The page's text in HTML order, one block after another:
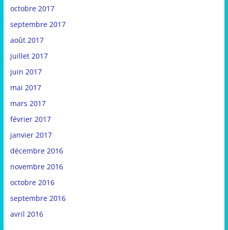
octobre 2017
septembre 2017
août 2017
juillet 2017
juin 2017
mai 2017
mars 2017
février 2017
janvier 2017
décembre 2016
novembre 2016
octobre 2016
septembre 2016
avril 2016